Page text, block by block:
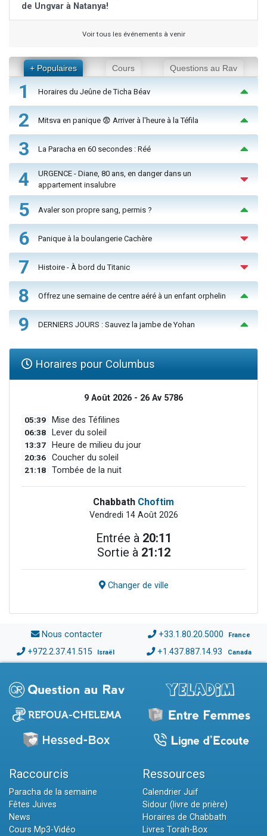
de Ungvar à Natanya!
Voir tous les événements à venir
+ Populaires Cours Questions au Rav
1 Horaires du Jeûne de Ticha Béav
2 Mitsva en panique 😨 Arriver à l'heure à la Téfila
3 La Paracha en 60 secondes : Réé
4
URGENCE - Diane, 80 ans, en danger dans un
appartement insalubre
5 Avaler son propre sang, permis ?
6 Panique à la boulangerie Cachère
7 Histoire - À bord du Titanic
8 Offrez une semaine de centre aéré à un enfant orphelin
9 DERNIERS JOURS : Sauvez la jambe de Yohan
Horaires pour Columbus
9 Août 2026 - 26 Av 5786
05:39 Mise des Téfilines
06:38 Lever du soleil
13:37 Heure de milieu du jour
20:36 Coucher du soleil
21:18 Tombée de la nuit
Chabbath Choftim
Vendredi 14 Août 2026
Entrée à 20:11
Sortie à 21:12
Changer de ville
Nous contacter +33.1.80.20.5000 France
+972.2.37.41.515 Israël +1.437.887.14.93 Canada
Raccourcis
Paracha de la semaine
Fêtes Juives
News
Cours Mp3-Vidéo
Ressources
Calendrier Juif
Sidour (livre de prière)
Horaires de Chabbath
Livres Torah-Box